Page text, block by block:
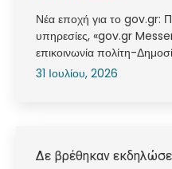
Νέα εποχή για το gov.gr:
υπηρεσίες, «gov.gr
επικοινωνία πολίτη-
31 Ιουλίου, 2026
Δε βρέθηκαν